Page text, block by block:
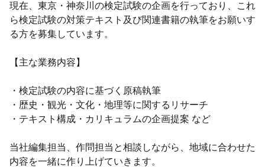
現在、東京・神奈川の検定試験の企画を行っており、これ
ら検定試験の対策テキスト及び関連書籍の執筆をお願いす
る方を募集しています。
【主な業務内容】
・検定試験の内容に基づく原稿執筆
・歴史・観光・文化・地理等に関するリサーチ
・テキスト構成・カリキュラムの企画提案 など
当社編集担当、作問担当と相談しながら、地域に合わせた
内容を一緒に作り上げていきます。